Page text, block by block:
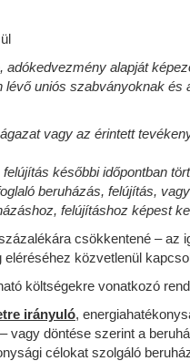
alapját
uniós szabványoknak
vagy az érintett
későbbi időpontban
beruházás, felújítás, vagy
felújításhoz képest
csökkentené –
közvetlenül
költségekre vonatkozó
irányuló,
döntése szerint a
célokat szolgáló